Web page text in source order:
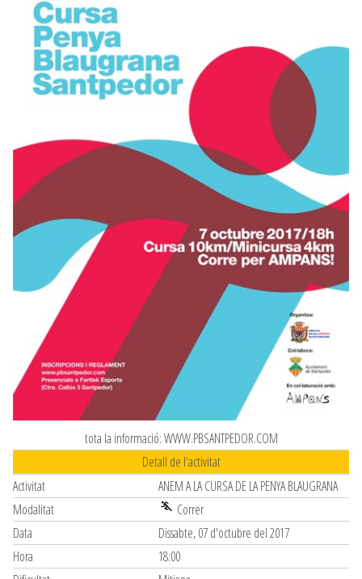
tota la informació: WWW.PBSANTPEDOR.COM
Detall de l'activitat
Activitat
ANEM A LA CURSA DE LA PENYA BLAUGRANA
Modalitat
Correr
Data
Dissabte, 07 d'octubre del 2017
Hora
18:00